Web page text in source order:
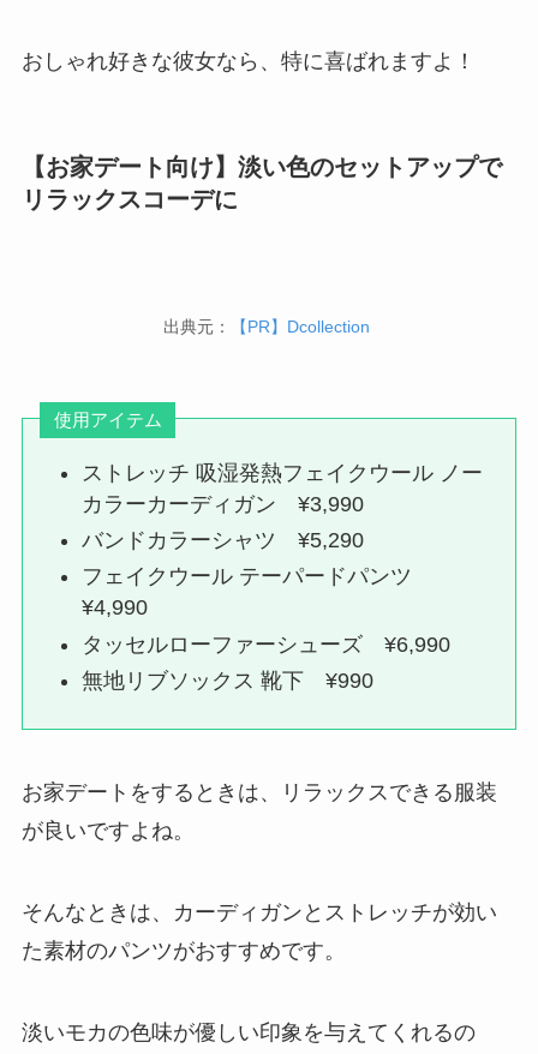
おしゃれ好きな彼女なら、特に喜ばれますよ！
【お家デート向け】淡い色のセットアップで
リラックスコーデに
出典元： 【PR】Dcollection
使用アイテム
ストレッチ 吸湿発熱フェイクウール ノー
カラーカーディガン ¥3,990
バンドカラーシャツ ¥5,290
フェイクウール テーパードパンツ
¥4,990
タッセルローファーシューズ ¥6,990
無地リブソックス 靴下 ¥990
お家デートをするときは、リラックスできる服装
が良いですよね。
そんなときは、カーディガンとストレッチが効い
た素材のパンツがおすすめです。
淡いモカの色味が優しい印象を与えてくれるの